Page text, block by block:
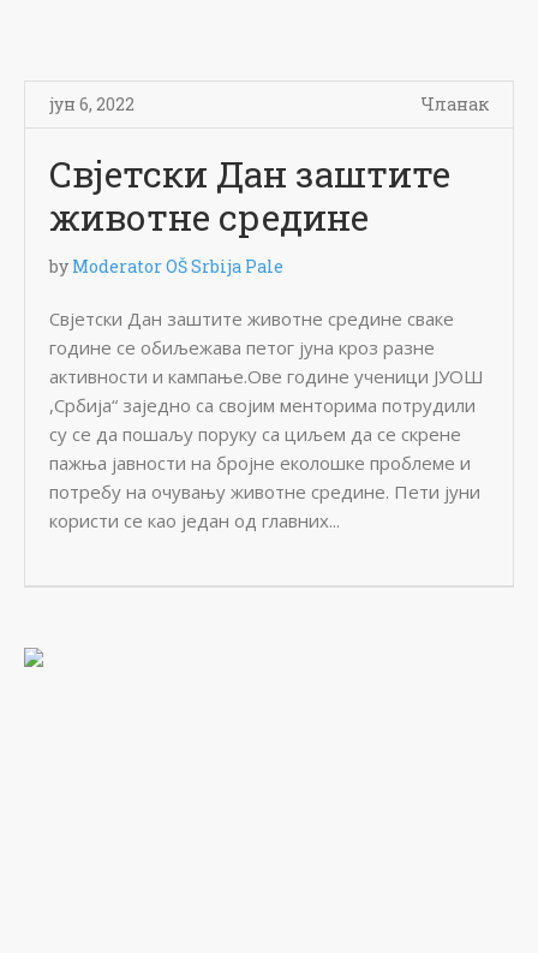
јун 6, 2022 Чланак
Свјетски Дан заштите
животне средине
by Moderator OŠ Srbija Pale
Свјетски Дан заштите животне средине сваке
године се обиљежава петог јуна кроз разне
активности и кампање.Ове године ученици ЈУОШ
,Србија“ заједно са својим менторима потрудили
су се да пошаљу поруку са циљем да се скрене
пажња јавности на бројне еколошке проблеме и
потребу на очувању животне средине. Пети јуни
користи се као један од главних...